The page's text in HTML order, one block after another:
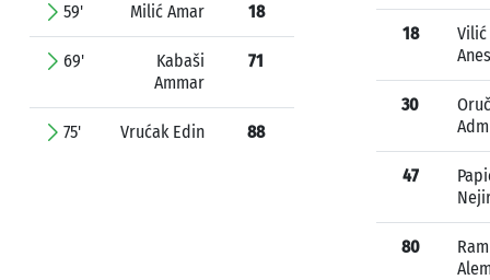
59' Milić Amar 18
69'
Kabaši
Ammar
71
75' Vrućak Edin 88
18
Vilić
Anes
30
47
80